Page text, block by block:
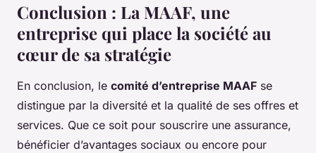
Conclusion : La MAAF, une
entreprise qui place la société au
cœur de sa stratégie
En conclusion, le comité d’entreprise MAAF se
distingue par la diversité et la qualité de ses offres et
services. Que ce soit pour souscrire une assurance,
bénéficier d’avantages sociaux ou encore pour